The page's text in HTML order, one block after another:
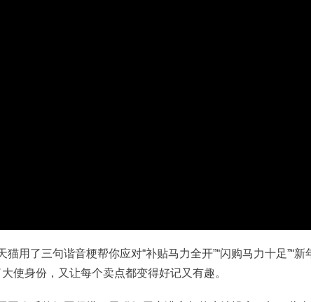
用了三句谐音梗帮你应对“补贴马力全开”“闪购马力十足”“新
使身份，又让每个卖点都变得好记又有趣。